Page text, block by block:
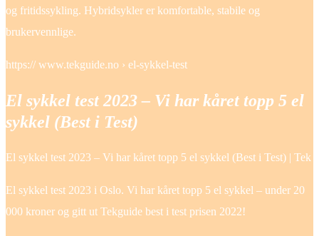
og fritidssykling. Hybridsykler er komfortable, stabile og
brukervennlige.
https:// www.tekguide.no › el-sykkel-test
El sykkel test 2023 – Vi har kåret topp 5 el
sykkel (Best i Test)
El sykkel test 2023 – Vi har kåret topp 5 el sykkel (Best i Test) | Tek
El sykkel test 2023 i Oslo. Vi har kåret topp 5 el sykkel – under 20
000 kroner og gitt ut Tekguide best i test prisen 2022!